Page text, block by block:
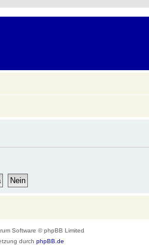
Software © phpBB Limited
durch phpBB.de